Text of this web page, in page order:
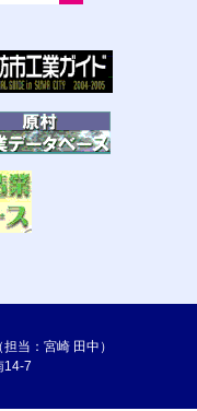
当：宮崎 田中）
14-7